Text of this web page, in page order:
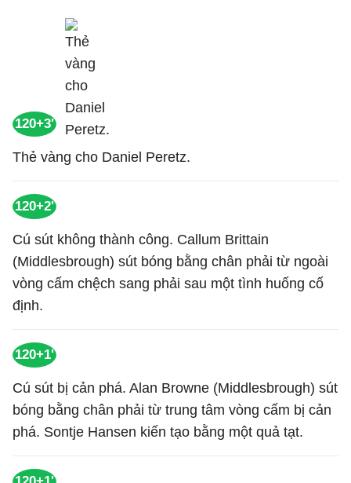
120+3'
Thẻ vàng cho Daniel Peretz.
120+2'
Cú sút không thành công. Callum Brittain
(Middlesbrough) sút bóng bằng chân phải từ ngoài
vòng cấm chệch sang phải sau một tình huống cố
định.
120+1'
Cú sút bị cản phá. Alan Browne (Middlesbrough) sút
bóng bằng chân phải từ trung tâm vòng cấm bị cản
phá. Sontje Hansen kiến tạo bằng một quả tạt.